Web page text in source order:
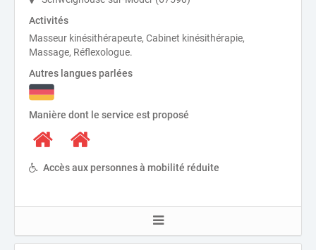
Activités
Masseur kinésithérapeute, Cabinet kinésithérapie,
Massage, Réflexologue.
Autres langues parlées
Manière dont le service est proposé
Accès aux personnes à mobilité réduite